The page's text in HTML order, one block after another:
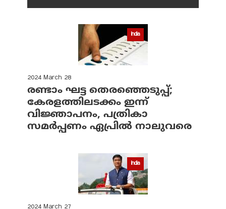
India
2024 March 28
രണ്ടാം ഘട്ട തെരഞ്ഞെടുപ്പ്;
കേരളത്തിലടക്കം ഇന്ന്
വിജ്ഞാപനം, പത്രികാ
സമര്‍പ്പണം ഏപ്രില്‍ നാലുവരെ
India
2024 March 27